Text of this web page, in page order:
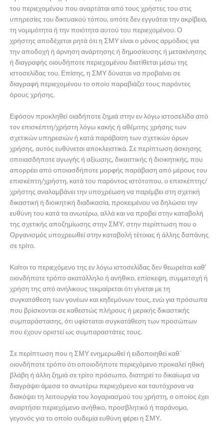
του περιεχομένου που αναρτάται από τους χρήστες του στις
υπηρεσίες του δικτυακού τόπου, οπότε δεν εγγυάται την ακρίβεια,
τη νομιμότητα ή την ποιότητα αυτού του περιεχομένου. Ο
χρήστης αποδέχεται ρητά ότι η ΣΜΥ είναι ο μόνος αρμόδιος για
την αποδοχή ή άρνηση ανάρτησης ή δημοσίευσης ή μετακίνησης
ή διαγραφής οιουδήποτε περιεχομένου διατίθεται μέσω της
ιστοσελίδας του. Επίσης, η ΣΜΥ δύναται να προβαίνει σε
διαγραφή περιεχομένου το οποίο παραβιάζει τους παρόντες
όρους χρήσης.
Εφόσον προκληθεί οιαδήποτε ζημιά στην εν λόγω ιστοσελίδα από
τον επισκέπτη/χρήστη λόγω κακής ή αθέμιτης χρήσης των
σχετικών υπηρεσιών ή κατά παράβαση των σχετικών όρων
χρήσης, αυτός ευθύνεται αποκλειστικά. Σε περίπτωση άσκησης
οποιασδήποτε αγωγής ή αξίωσης, δικαστικής ή διοικητικής, που
απορρέει από οποιασδήποτε μορφής παράβαση από μέρους του
επισκέπτη/χρήστη, κατά του παρόντος ιστότοπου, ο επισκέπτης/
χρήστης αναλαμβάνει την υποχρέωση να παρέμβει στη σχετική
δικαστική ή διοικητική διαδικασία, προκειμένου να δηλώσει την
ευθύνη του κατά τα ανωτέρω, αλλά και να προβεί στην καταβολή
της σχετικής αποζημίωσης στην ΣΜΥ, στην περίπτωση που ο
Οργανισμός υποχρεωθεί στην καταβολή τέτοιας ή άλλης δαπάνης
σε τρίτο.
Καίτοι το περιεχόμενο της εν λόγω ιστοσελίδας δεν θεωρείται καθ’
οιονδήποτε τρόπο ακατάλληλο ή ανήθικο, επίσκεψη, συμμετοχή ή
χρήση της από ανήλικους τεκμαίρεται ότι γίνεται με τη
συγκατάθεση των γονέων και κηδεμόνων τους, ενώ για πρόσωπα
που βρίσκονται σε καθεστώς πλήρους ή μερικής δικαστικής
συμπαράστασης, ότι υφίσταται συγκατάθεση των προσώπων
που έχουν οριστεί ως συμπαραστάτες τους.
Σε περίπτωση που η ΣΜΥ ενημερωθεί ή ειδοποιηθεί καθ΄
οιονδήποτε τρόπο ότι οποιοδήποτε περιεχόμενο προκαλεί ηθική
βλάβη ή άλλη ζημιά σε τρίτο πρόσωπο, διατηρεί το δικαίωμα να
διαγράψει άμεσα το ανωτέρω περιεχόμενο και ταυτόχρονα να
διακόψει τη λειτουργία του λογαριασμού του χρήστη, ο οποίος έχει
αναρτήσει περιεχόμενο ανήθικο, προσβλητικό ή παράνομο,
γεγονός για το οποίο ουδεμία ευθύνη φέρει η ΣΜΥ.